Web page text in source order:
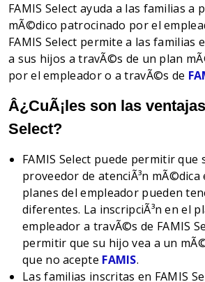
FAMIS Select ayuda a las familias a
mÃ©dico patrocinado por el
FAMIS Select permite a las familias
a sus hijos a travÃ©s de un plan
por el empleador o a travÃ©s de
Â¿CuÃ¡les son las
Select?
FAMIS Select puede permitir que
proveedor de atenciÃ³n mÃ©dica
planes del empleador pueden
diferentes. La inscripciÃ³n en el
empleador a travÃ©s de FAMIS
permitir que su hijo vea a un
que no acepte FAMIS.
Las familias inscritas en FAMIS